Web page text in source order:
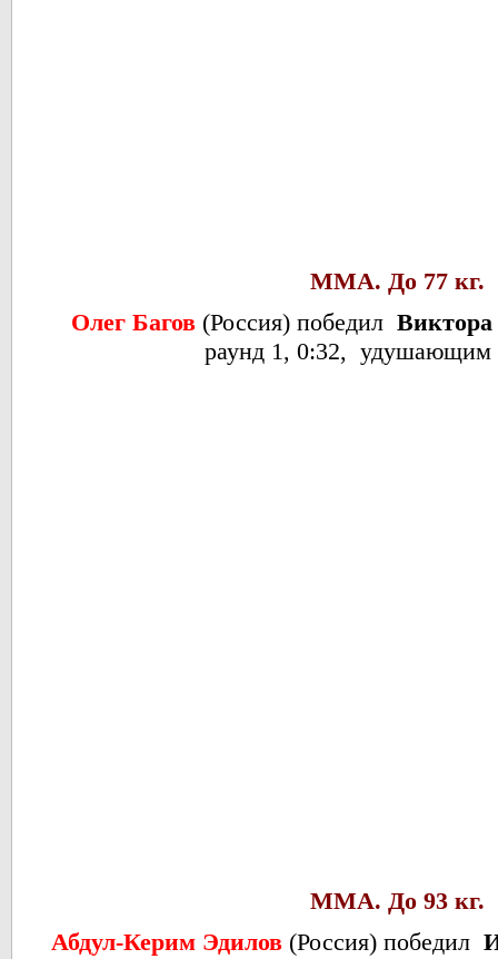
ММА. До 77 кг.
Олег Багов (Россия) победил
раунд 1, 0:32, удушающим
ММА. До 93 кг.
Абдул-Керим Эдилов (Россия) победил